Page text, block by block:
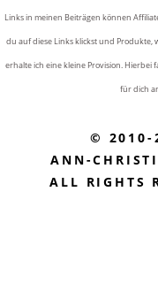
Links in meinen Beiträgen können
du auf diese Links klickst und Produkte,
erhalte ich eine kleine Provision. Hierbei
für dich
© 2010-
ANN-
ALL RIGHTS